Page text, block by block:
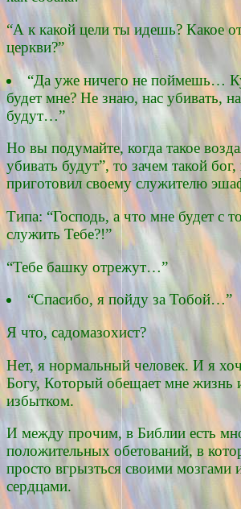
“А к какой цели ты идешь? Какое
церкви?”
“Да уже ничего не поймешь…
будет мне? Не знаю, нас убивать,
будут…”
Но вы подумайте, когда такое
убивать будут”, то зачем такой
приготовил своему служителю
Типа: “Господь, а что мне будет с
служить Тебе?!”
“Тебе башку отрежут…”
“Спасибо, я пойду за Тобой…”
Я что, садомазохист?
Нет, я нормальный человек. И я
Богу, Который обещает мне жизнь
избытком.
И между прочим, в Библии есть
положительных обетований, в
просто вгрызться своими мозгами
сердцами.